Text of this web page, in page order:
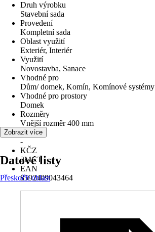
Druh výrobku
Stavební sada
Provedení
Kompletní sada
Oblast využití
Exteriér, Interiér
Využití
Novostavba, Sanace
Vhodné pro
Dům/ domek, Komín, Komínové systémy
Vhodné pro prostory
Domek
Rozměry
Vnější rozměr 400 mm
Materiál
-
KČZ
2MCT
EAN
8592409043464
Zobrazit více
Datové listy
Přeskočit oblast